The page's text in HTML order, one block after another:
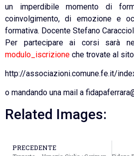
un imperdibile momento di
coinvolgimento, di emozione e
formativa. Docente Stefano
Per partecipare ai corsi sarà
modulo_iscrizione che trovate al sito
http://associazioni.comune.fe.it/
o mandando una mail a
Related Images:
PRECEDENTE